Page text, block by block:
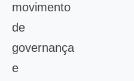
movimento
de
governança
e